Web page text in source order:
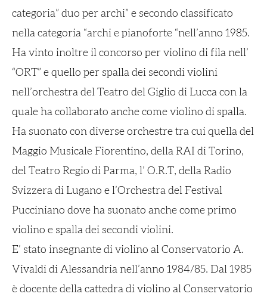
categoria” duo per archi” e secondo classificato
nella categoria “archi e pianoforte “nell’anno 1985.
Ha vinto inoltre il concorso per violino di fila nell’
“ORT” e quello per spalla dei secondi violini
nell’orchestra del Teatro del Giglio di Lucca con la
quale ha collaborato anche come violino di spalla.
Ha suonato con diverse orchestre tra cui quella del
Maggio Musicale Fiorentino, della RAI di Torino,
del Teatro Regio di Parma, l’ O.R.T, della Radio
Svizzera di Lugano e l’Orchestra del Festival
Pucciniano dove ha suonato anche come primo
violino e spalla dei secondi violini.
E’ stato insegnante di violino al Conservatorio A.
Vivaldi di Alessandria nell’anno 1984/85. Dal 1985
è docente della cattedra di violino al Conservatorio